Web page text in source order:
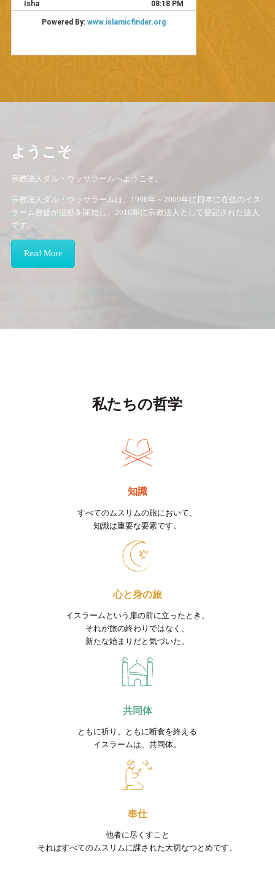
ようこそ
宗教法人ダル・ウッサラームへようこそ。
宗教法人ダル・ウッサラームは、1996年～2000年に日本に在住のイス
ラーム教徒が活動を開始し、2010年に宗教法人として登記された法人
です。
Read More
私たちの哲学
知識
すべてのムスリムの旅において、
知識は重要な要素です。
心と身の旅
イスラームという扉の前に立ったとき、
それが旅の終わりではなく、
新たな始まりだと気づいた。
共同体
ともに祈り、ともに断食を終える
イスラームは、共同体。
奉仕
他者に尽くすこと
それはすべてのムスリムに課された大切なつとめです。